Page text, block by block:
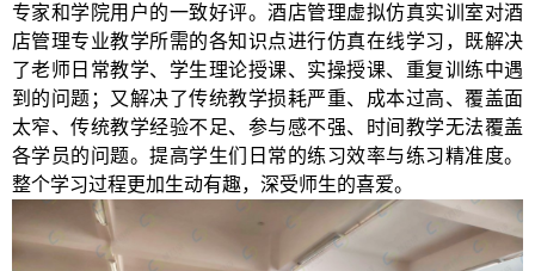
专家和学院用户的一致好评。酒店管理虚拟仿真实训室对酒
店管理专业教学所需的各知识点进行仿真在线学习，既解决
了老师日常教学、学生理论授课、实操授课、重复训练中遇
到的问题；又解决了传统教学损耗严重、成本过高、覆盖面
太窄、传统教学经验不足、参与感不强、时间教学无法覆盖
各学员的问题。提高学生们日常的练习效率与练习精准度。
整个学习过程更加生动有趣，深受师生的喜爱。